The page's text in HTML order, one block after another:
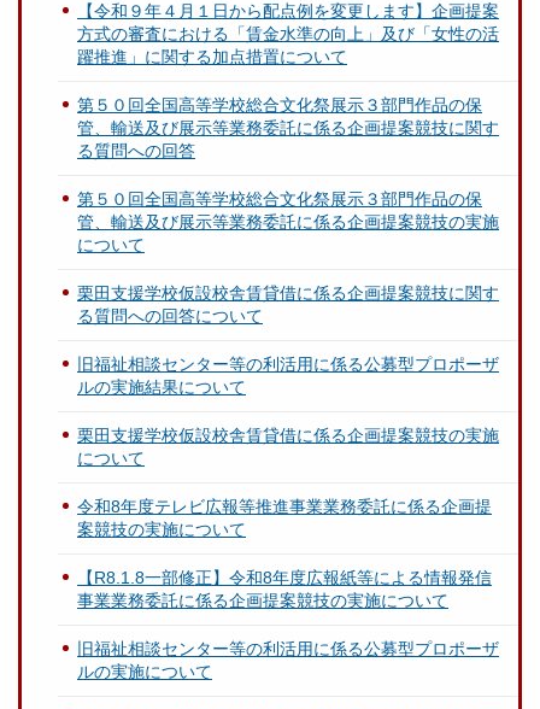
【令和９年４月１日から配点例を変更します】企画提案
方式の審査における「賃金水準の向上」及び「女性の活
躍推進」に関する加点措置について
第５０回全国高等学校総合文化祭展示３部門作品の保
管、輸送及び展示等業務委託に係る企画提案競技に関す
る質問への回答
第５０回全国高等学校総合文化祭展示３部門作品の保
管、輸送及び展示等業務委託に係る企画提案競技の実施
について
栗田支援学校仮設校舎賃貸借に係る企画提案競技に関す
る質問への回答について
旧福祉相談センター等の利活用に係る公募型プロポーザ
ルの実施結果について
栗田支援学校仮設校舎賃貸借に係る企画提案競技の実施
について
令和8年度テレビ広報等推進事業業務委託に係る企画提
案競技の実施について
【R8.1.8一部修正】令和8年度広報紙等による情報発信
事業業務委託に係る企画提案競技の実施について
旧福祉相談センター等の利活用に係る公募型プロポーザ
ルの実施について